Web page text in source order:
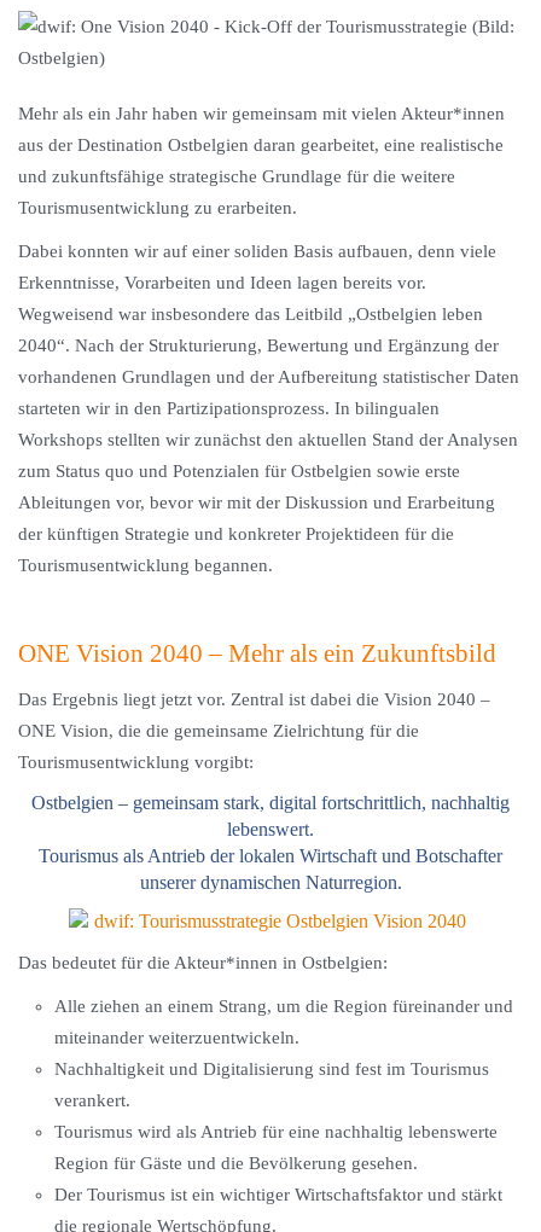
Mehr als ein Jahr haben wir gemeinsam mit vielen Akteur*innen
aus der Destination Ostbelgien daran gearbeitet, eine realistische
und zukunftsfähige strategische Grundlage für die weitere
Tourismusentwicklung zu erarbeiten.
Dabei konnten wir auf einer soliden Basis aufbauen, denn viele
Erkenntnisse, Vorarbeiten und Ideen lagen bereits vor.
Wegweisend war insbesondere das Leitbild „Ostbelgien leben
2040“. Nach der Strukturierung, Bewertung und Ergänzung der
vorhandenen Grundlagen und der Aufbereitung statistischer Daten
starteten wir in den Partizipationsprozess. In bilingualen
Workshops stellten wir zunächst den aktuellen Stand der Analysen
zum Status quo und Potenzialen für Ostbelgien sowie erste
Ableitungen vor, bevor wir mit der Diskussion und Erarbeitung
der künftigen Strategie und konkreter Projektideen für die
Tourismusentwicklung begannen.
ONE Vision 2040 – Mehr als ein Zukunftsbild
Das Ergebnis liegt jetzt vor. Zentral ist dabei die Vision 2040 –
ONE Vision, die die gemeinsame Zielrichtung für die
Tourismusentwicklung vorgibt:
Ostbelgien – gemeinsam stark, digital fortschrittlich, nachhaltig
lebenswert.
Tourismus als Antrieb der lokalen Wirtschaft und Botschafter
unserer dynamischen Naturregion.
Das bedeutet für die Akteur*innen in Ostbelgien:
Alle ziehen an einem Strang, um die Region füreinander und
miteinander weiterzuentwickeln.
Nachhaltigkeit und Digitalisierung sind fest im Tourismus
verankert.
Tourismus wird als Antrieb für eine nachhaltig lebenswerte
Region für Gäste und die Bevölkerung gesehen.
Der Tourismus ist ein wichtiger Wirtschaftsfaktor und stärkt
die regionale Wertschöpfung.